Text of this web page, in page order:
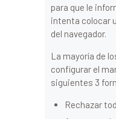
para que le
intenta colocar
del navegador.
La mayoría de
configurar el
siguientes 3
Rechazar